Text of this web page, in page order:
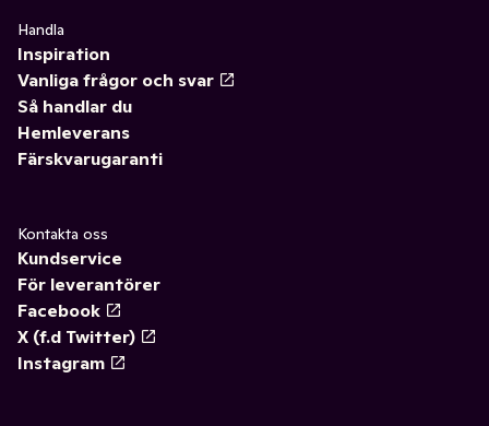
Handla
Inspiration
Vanliga frågor och svar
Så handlar du
Hemleverans
Färskvarugaranti
Kontakta oss
Kundservice
För leverantörer
Facebook
X (f.d Twitter)
Instagram